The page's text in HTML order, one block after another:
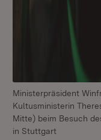
Ministerpräsident
Kultusministerin
Mitte) beim Besuch
in Stuttgart